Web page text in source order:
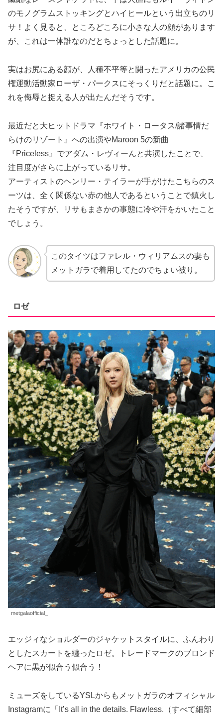
のモノグラムストッキングとハイヒールという出立ちのリ
サ！よく見ると、ところどころに小さな人の顔があります
が、これは一体誰なのだとちょっとした話題に。
実はお尻にある顔が、人種不平等と闘ったアメリカの公民
権運動活動家ローザ・パークスにそっくりだと話題に。こ
れを侮辱と捉える人が出たんだそうです。
最近だと大ヒットドラマ『ホワイト・ロータス/諸事情だ
らけのリゾート』への出演やMaroon 5の新曲
『Priceless』でアダム・レヴィーんと共演したことで、
注目度がさらに上がっているリサ。
アーティストのヘンリー・テイラーが手がけたこちらのス
ーツは、全く関係ない赤の他人であるということで鎮火し
たそうですが、リサもまさかの事態に冷や汗をかいたこと
でしょう。
このタイツはファレル・ウィリアムスの妻も
メットガラで着用してたのでちょい被り。
ロゼ
metgalaofficial_
エッジィなショルダーのジャケットスタイルに、ふんわり
としたスカートを纏ったロゼ。トレードマークのブロンド
ヘアに黒が似合う似合う！
ミューズをしているYSLからもメットガラのオフィシャル
Instagramに「It’s all in the details. Flawless.（すべて細部